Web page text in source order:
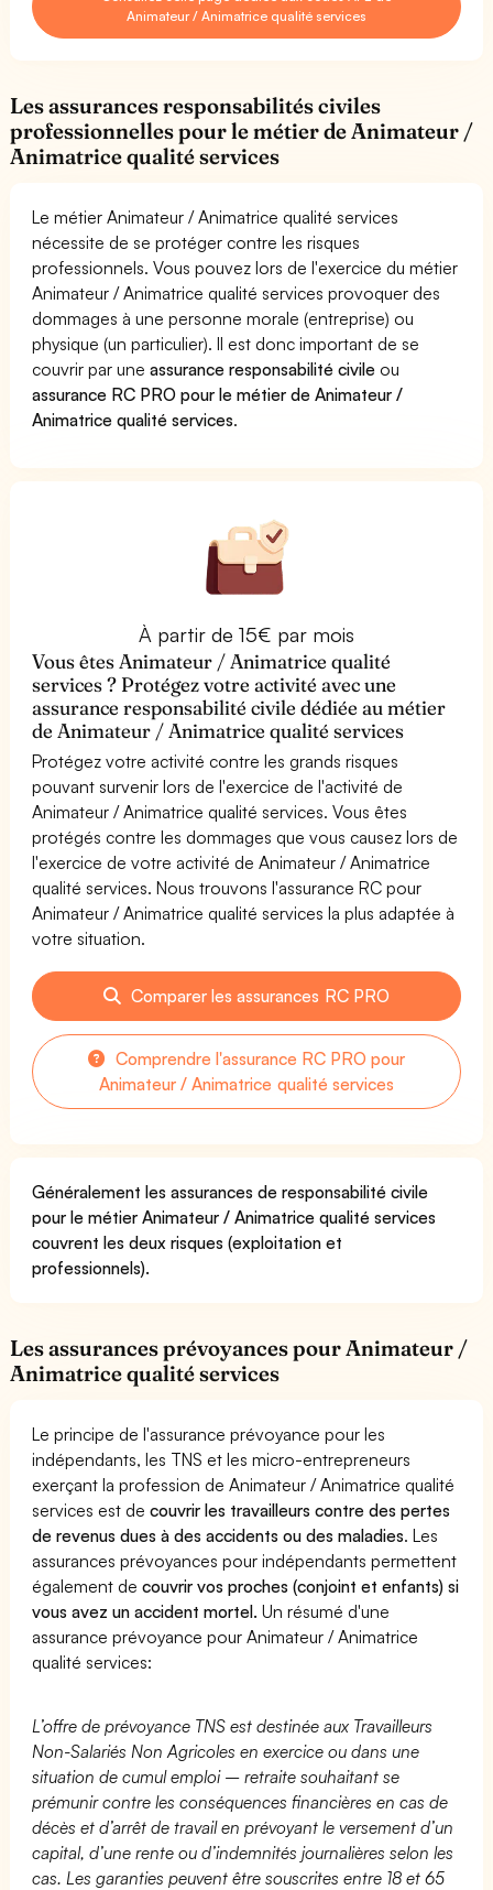
Animateur / Animatrice qualité services
Les assurances responsabilités civiles
professionnelles pour le métier de Animateur /
Animatrice qualité services
Le métier Animateur / Animatrice qualité services
nécessite de se protéger contre les risques
professionnels. Vous pouvez lors de l'exercice du métier
Animateur / Animatrice qualité services provoquer des
dommages à une personne morale (entreprise) ou
physique (un particulier). Il est donc important de se
couvrir par uneassurance responsabilité civile ou
assurance RC PRO pour le métier de Animateur /
Animatrice qualité services.
À partir de 15€ par mois
Vous êtes Animateur / Animatrice qualité
services ? Protégez votre activité avec une
assurance responsabilité civile dédiée au métier
de Animateur / Animatrice qualité services
Protégez votre activité contre les grands risques
pouvant survenir lors de l'exercice de l'activité de
Animateur / Animatrice qualité services. Vous êtes
protégés contre les dommages que vous causez lors de
l'exercice de votre activité de Animateur / Animatrice
qualité services. Nous trouvons l'assurance RC pour
Animateur / Animatrice qualité services la plus adaptée à
votre situation.
Comparer les assurances RC PRO
Comprendre l'assurance RC PRO pour
Animateur / Animatrice qualité services
Généralement les assurances de responsabilité civile
pour le métier Animateur / Animatrice qualité services
couvrent les deux risques (exploitation et
professionnels).
Les assurances prévoyances pour Animateur /
Animatrice qualité services
Le principe de l'assurance prévoyance pour les
indépendants, les TNS et les micro-entrepreneurs
exerçant la profession de Animateur / Animatrice qualité
services est decouvrir les travailleurs contre des pertes
de revenus dues à des accidents ou des maladies. Les
assurances prévoyances pour indépendants permettent
également decouvrir vos proches (conjoint et enfants) si
vous avez un accident mortel. Un résumé d'une
assurance prévoyance pour Animateur / Animatrice
qualité services:
L’offre de prévoyance TNS est destinée aux Travailleurs
Non-Salariés Non Agricoles en exercice ou dans une
situation de cumul emploi – retraite souhaitant se
prémunir contre les conséquences financières en cas de
décès et d’arrêt de travail en prévoyant le versement d’un
capital, d’une rente ou d’indemnités journalières selon les
cas. Les garanties peuvent être souscrites entre 18 et 65